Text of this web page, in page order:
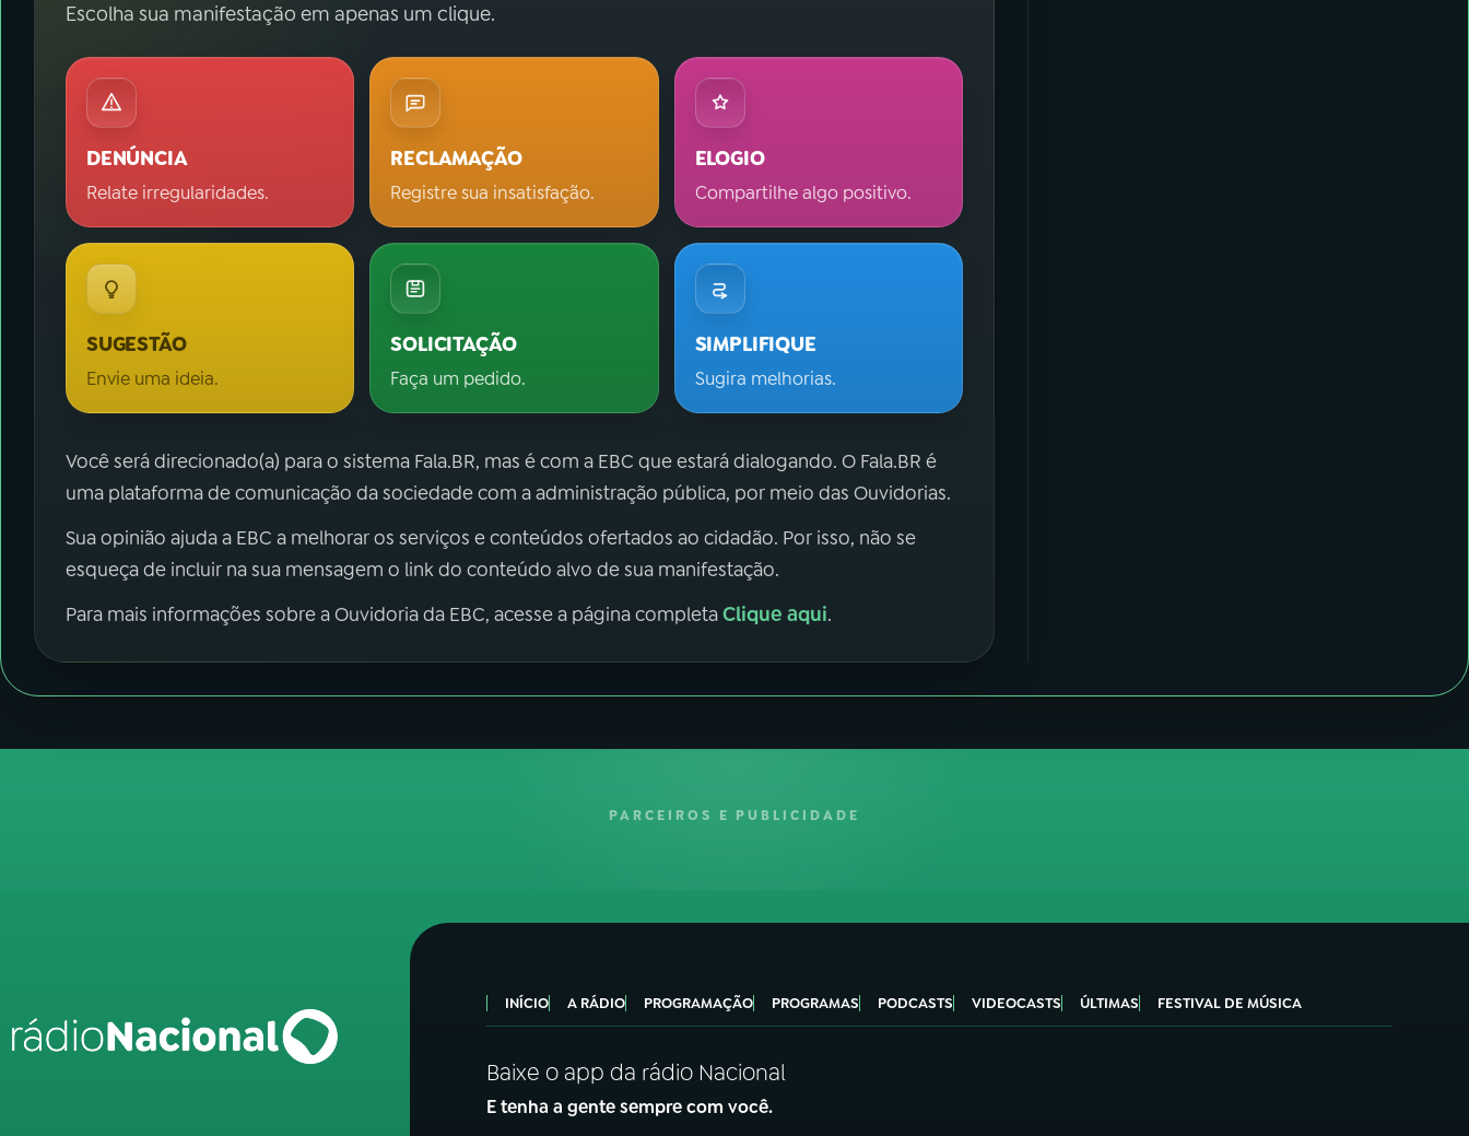
Escolha sua manifestação em apenas um clique.
DENÚNCIA
Relate irregularidades.
RECLAMAÇÃO
Registre sua insatisfação.
ELOGIO
Compartilhe algo positivo.
SUGESTÃO
Envie uma ideia.
SOLICITAÇÃO
Faça um pedido.
SIMPLIFIQUE
Sugira melhorias.
Você será direcionado(a) para o sistema Fala.BR, mas é com a EBC que estará dialogando. O Fala.BR é
uma plataforma de comunicação da sociedade com a administração pública, por meio das Ouvidorias.
Sua opinião ajuda a EBC a melhorar os serviços e conteúdos ofertados ao cidadão. Por isso, não se
esqueça de incluir na sua mensagem o link do conteúdo alvo de sua manifestação.
Para mais informações sobre a Ouvidoria da EBC, acesse a página completaClique aqui.
PARCEIROS E PUBLICIDADE
INÍCIO A RÁDIO PROGRAMAÇÃO PROGRAMAS PODCASTS VIDEOCASTS ÚLTIMAS FESTIVAL DE MÚSICA
Baixe o app da rádio Nacional
E tenha a gente sempre com você.